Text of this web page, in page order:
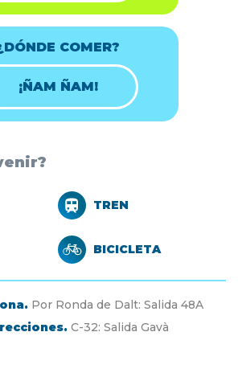
COMER?
¡ÑAM ÑAM!
TREN
BICICLETA
Por Ronda de Dalt: Salida 48A
C-32: Salida Gavà